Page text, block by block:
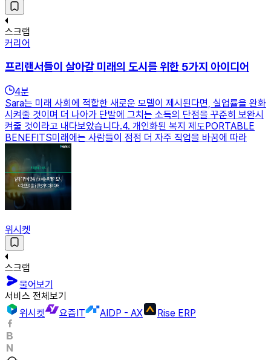
스크랩
커리어
프리랜서들이 살아갈 미래의 도시를 위한 5가지 아이디어
4분
Sara는 미래 사회에 적합한 새로운 모델이 제시된다면, 실업률을 완화
시켜줄 것이며 더 나아가 단발에 그치는 소득의 단점을 꾸준히 보완시
켜줄 것이라고 내다보았습니다.4. 개인화된 복지 제도PORTABLE
BENEFITS미래에는 사람들이 점점 더 자주 직업을 바꿈에 따라
위시켓
스크랩
물어보기
서비스 전체보기
위시켓
요즘IT AIDP - AX Rise ERP